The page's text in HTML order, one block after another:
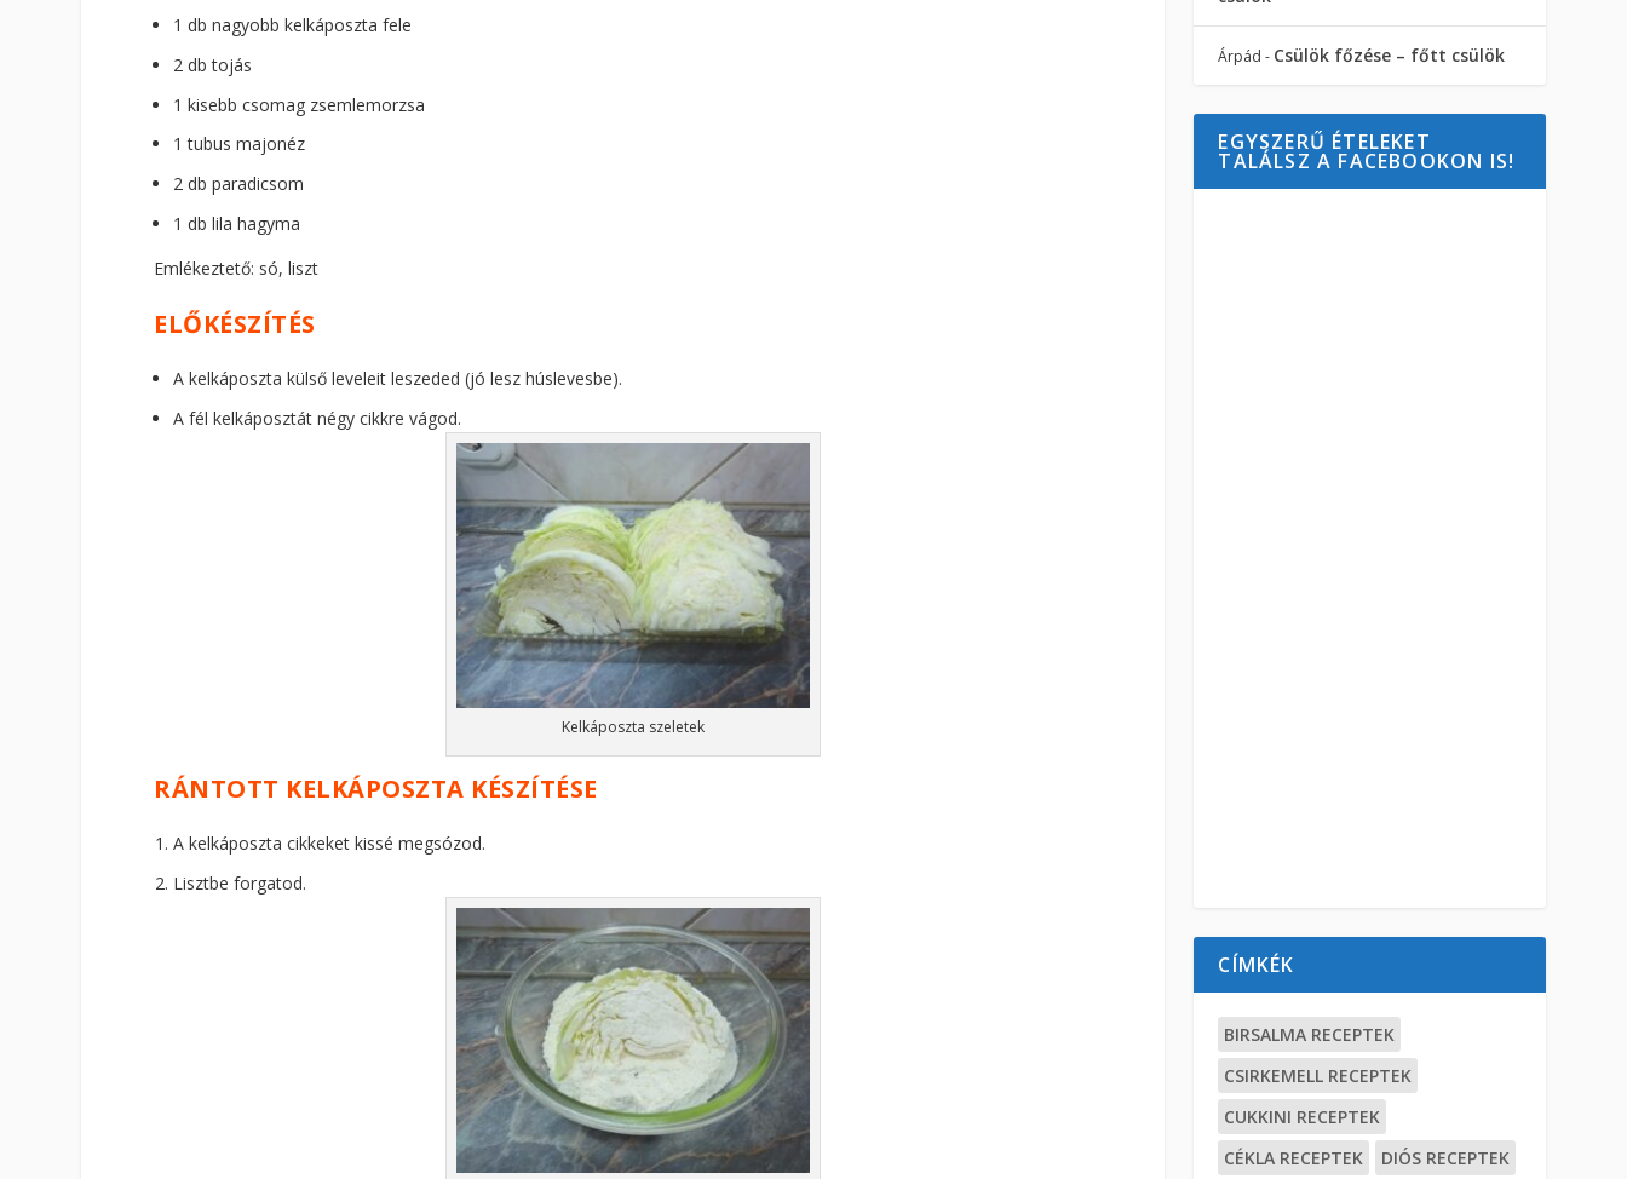
1 db nagyobb kelkáposzta fele
2 db tojás
1 kisebb csomag zsemlemorzsa
1 tubus majonéz
2 db paradicsom
1 db lila hagyma
Emlékeztető: só, liszt
ELŐKÉSZÍTÉS
A kelkáposzta külső leveleit leszeded (jó lesz húslevesbe).
A fél kelkáposztát négy cikkre vágod.
Kelkáposzta szeletek
RÁNTOTT KELKÁPOSZTA KÉSZÍTÉSE
A kelkáposzta cikkeket kissé megsózod.
Lisztbe forgatod.
Árpád - Csülök főzése – főtt csülök
EGYSZERŰ ÉTELEKET
TALÁLSZ A FACEBOOKON IS!
CÍMKÉK
BIRSALMA RECEPTEK
CSIRKEMELL RECEPTEK
CUKKINI RECEPTEK
CÉKLA RECEPTEK
DIÓS RECEPTEK